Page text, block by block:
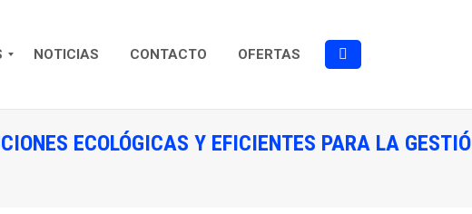
NOTICIAS CONTACTO
OFERTAS
ECOLÓGICAS Y EFICIENTES PARA LA